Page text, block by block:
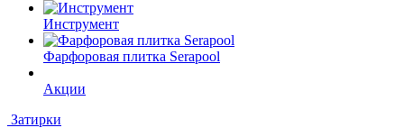
Инструмент
Фарфоровая плитка Serapool
Акции
Затирки